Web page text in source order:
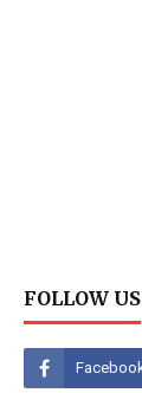
FOLLOW US